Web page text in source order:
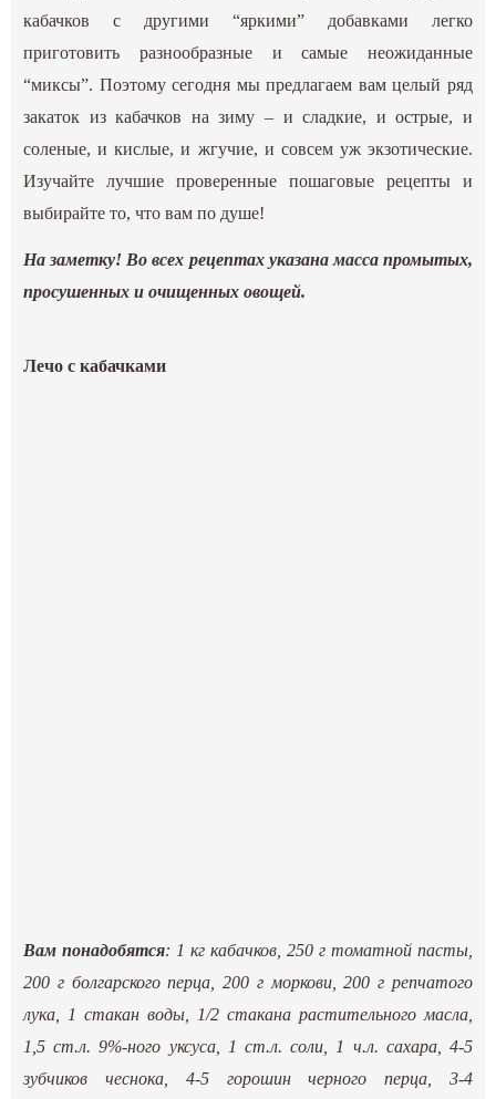
кабачков с другими “яркими” добавками легко
приготовить разнообразные и самые неожиданные
“миксы”. Поэтому сегодня мы предлагаем вам целый ряд
закаток из кабачков на зиму – и сладкие, и острые, и
соленые, и кислые, и жгучие, и совсем уж экзотические.
Изучайте лучшие проверенные пошаговые рецепты и
выбирайте то, что вам по душе!
На заметку! Во всех рецептах указана масса промытых,
просушенных и очищенных овощей.
Лечо с кабачками
Вам понадобятся: 1 кг кабачков, 250 г томатной пасты,
200 г болгарского перца, 200 г моркови, 200 г репчатого
лука, 1 стакан воды, 1/2 стакана растительного масла,
1,5 ст.л. 9%-ного уксуса, 1 ст.л. соли, 1 ч.л. сахара, 4-5
зубчиков чеснока, 4-5 горошин черного перца, 3-4